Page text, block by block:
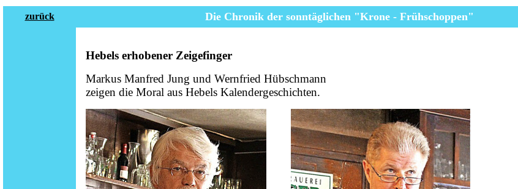
zurück Die Chronik der sonntäglichen "Krone - Frühschoppen"
Hebels erhobener Zeigefinger
Markus Manfred Jung und Wernfried Hübschmann
zeigen die Moral aus Hebels Kalendergeschichten.